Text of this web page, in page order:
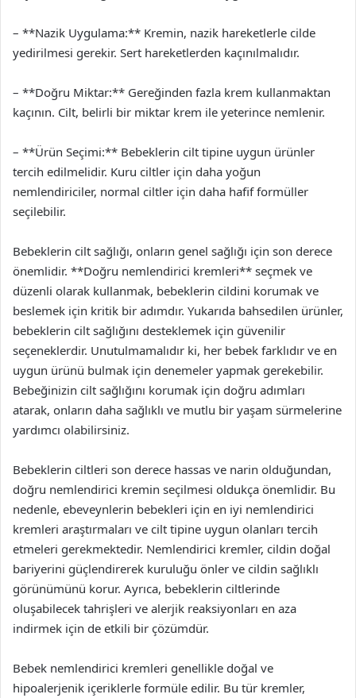
– **Nazik Uygulama:** Kremin, nazik hareketlerle cilde
yedirilmesi gerekir. Sert hareketlerden kaçınılmalıdır.
– **Doğru Miktar:** Gereğinden fazla krem kullanmaktan
kaçının. Cilt, belirli bir miktar krem ile yeterince nemlenir.
– **Ürün Seçimi:** Bebeklerin cilt tipine uygun ürünler
tercih edilmelidir. Kuru ciltler için daha yoğun
nemlendiriciler, normal ciltler için daha hafif formüller
seçilebilir.
Bebeklerin cilt sağlığı, onların genel sağlığı için son derece
önemlidir. **Doğru nemlendirici kremleri** seçmek ve
düzenli olarak kullanmak, bebeklerin cildini korumak ve
beslemek için kritik bir adımdır. Yukarıda bahsedilen ürünler,
bebeklerin cilt sağlığını desteklemek için güvenilir
seçeneklerdir. Unutulmamalıdır ki, her bebek farklıdır ve en
uygun ürünü bulmak için denemeler yapmak gerekebilir.
Bebeğinizin cilt sağlığını korumak için doğru adımları
atarak, onların daha sağlıklı ve mutlu bir yaşam sürmelerine
yardımcı olabilirsiniz.
Bebeklerin ciltleri son derece hassas ve narin olduğundan,
doğru nemlendirici kremin seçilmesi oldukça önemlidir. Bu
nedenle, ebeveynlerin bebekleri için en iyi nemlendirici
kremleri araştırmaları ve cilt tipine uygun olanları tercih
etmeleri gerekmektedir. Nemlendirici kremler, cildin doğal
bariyerini güçlendirerek kuruluğu önler ve cildin sağlıklı
görünümünü korur. Ayrıca, bebeklerin ciltlerinde
oluşabilecek tahrişleri ve alerjik reaksiyonları en aza
indirmek için de etkili bir çözümdür.
Bebek nemlendirici kremleri genellikle doğal ve
hipoalerjenik içeriklerle formüle edilir. Bu tür kremler,